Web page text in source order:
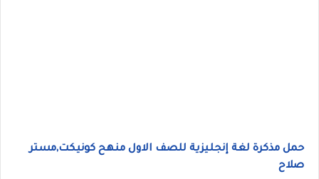
حمل مذكرة لغة إنجليزية للصف الاول منهح كونيكت,مستر
صلاح